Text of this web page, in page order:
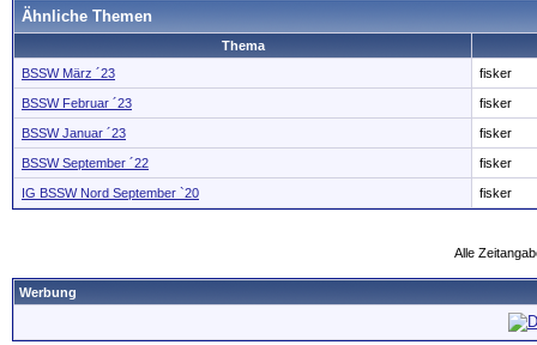
Ähnliche Themen
Thema
BSSW März ´23
fisker
BSSW Februar ´23 fisker
BSSW Januar ´23 fisker
BSSW September ´22 fisker
IG BSSW Nord September `20 fisker
Alle
Werbung